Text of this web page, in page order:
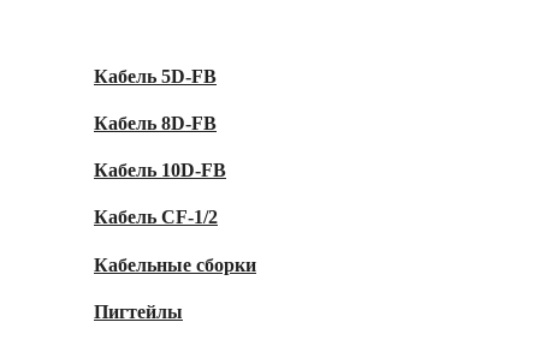
Кабель 5D-FB
Кабель 8D-FB
Кабель 10D-FB
Кабель CF-1/2
Кабельные сборки
Пигтейлы